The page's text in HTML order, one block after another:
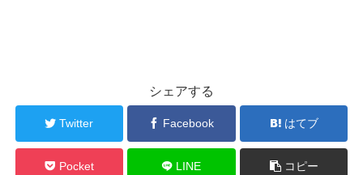
シェアする
Twitter Facebook はてブ
Pocket LINE コピー